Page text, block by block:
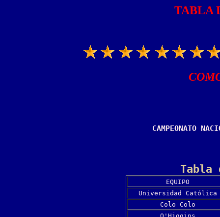
TABLA
CAMPEONATO
Tabla
EQUIPO
Universidad Católica
Colo Colo